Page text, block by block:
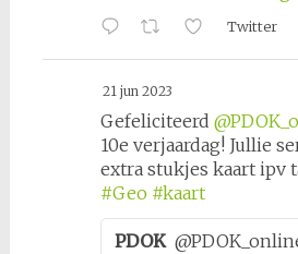
Twitter
21 jun 2023
Gefeliciteerd
10e verjaardag! Jullie
extra stukjes kaart ipv
#Geo #kaart
PDOK